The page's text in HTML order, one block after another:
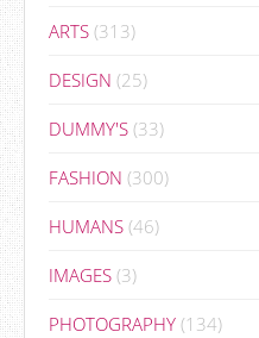
ARTS (313)
DESIGN (25)
DUMMY'S (33)
FASHION (300)
HUMANS (46)
IMAGES (3)
PHOTOGRAPHY (134)